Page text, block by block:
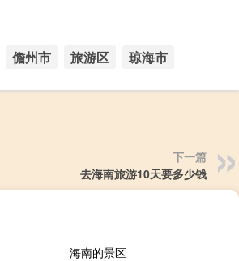
儋州市 旅游区 琼海市
下一篇
去海南旅游10天要多少钱
海南的景区